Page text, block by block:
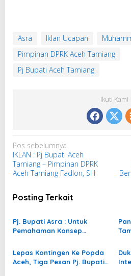
Asra Iklan Ucapan
Pimpinan DPRK Aceh Tamiang
Pj Bupati Aceh Tamiang
Ikuti Kami
N
a
v
g
s
i
p
o
Pos sebelumnya
IKLAN : Pj Bupati Aceh
Tamiang – Pimpinan DPRK
Aceh Tamiang Fadlon, SH
Posting Terkait
Pj. Bupati Asra : Untuk
Pemahaman Konsep
Wali Murid Harus
Berkolaborasi Mendidik
Lepas Kontingen Ke Popda
Aceh, Tiga Pesan Pj. Bupati